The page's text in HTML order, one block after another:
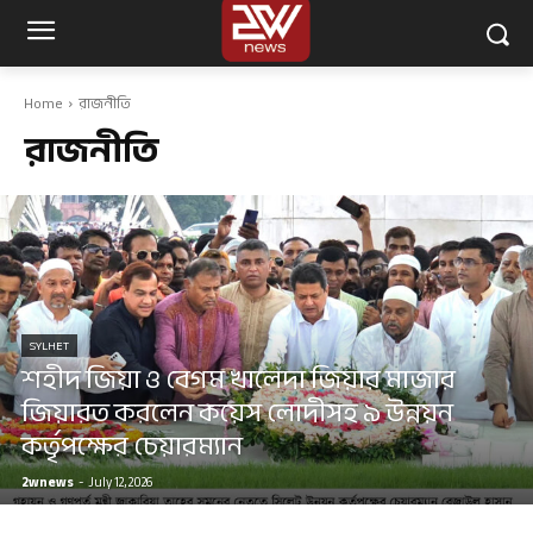
Home রাজনীতি
রাজনীতি
SYLHET
শহীদ জিয়া ও বেগম খালেদা জিয়ার মাজার
জিয়ারত করলেন কয়েস লোদীসহ ৯ উন্নয়ন
কর্তৃপক্ষের চেয়ারম্যান
2wnews-July 12, 2026